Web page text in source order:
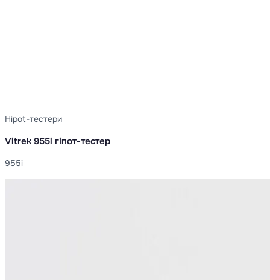
Hipot-тестери
Vitrek 955i гіпот-тестер
955i